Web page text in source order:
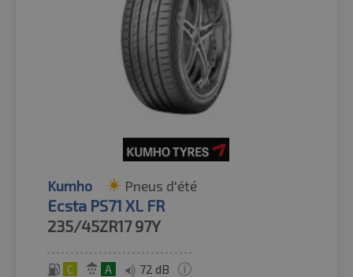
Kumho Pneus d'été
Ecsta PS71 XL FR
235/45ZR17 97Y
C A 72 dB